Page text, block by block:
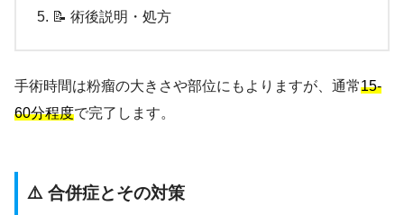
📝 術後説明・処方
手術時間は粉瘤の大きさや部位にもよりますが、通常15-
60分程度で完了します。
⚠️ 合併症とその対策